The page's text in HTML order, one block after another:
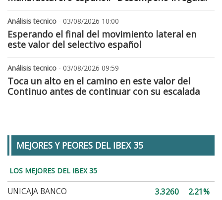
Análisis tecnico - 03/08/2026 10:00
Esperando el final del movimiento lateral en
este valor del selectivo español
Análisis tecnico - 03/08/2026 09:59
Toca un alto en el camino en este valor del
Continuo antes de continuar con su escalada
MEJORES Y PEORES DEL IBEX 35
LOS MEJORES DEL IBEX 35
UNICAJA BANCO 3.3260
2.21%